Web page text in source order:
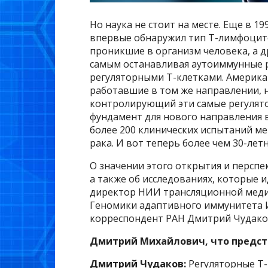
Но наука не стоит на месте. Еще в
впервые обнаружил тип Т-
проникшие в организм человека, а
самым останавливая
регуляторными Т-клетками.
работавшие в том же направлении,
контролирующий эти самые
фундамент для нового направления
более 200 клинических испытаний
рака. И вот теперь более чем 30-
О значении этого открытия и
а также об исследованиях, которые
директор НИИ трансляционной
Геномики адаптивного иммунитета
корреспондент РАН Дмитрий
Дмитрий Михайлович, что
Дмитрий Чудаков: Регуляторные